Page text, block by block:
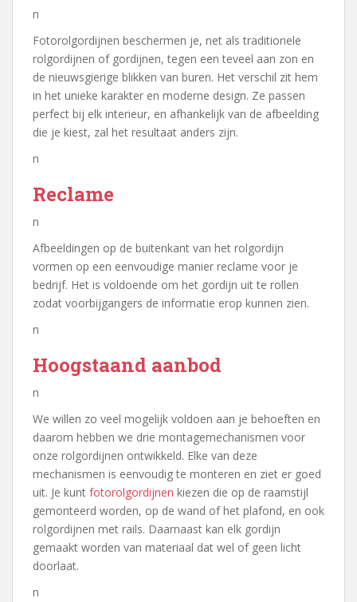
n
Fotorolgordijnen beschermen je, net als traditionele
rolgordijnen of gordijnen, tegen een teveel aan zon en
de nieuwsgierige blikken van buren. Het verschil zit hem
in het unieke karakter en moderne design. Ze passen
perfect bij elk interieur, en afhankelijk van de afbeelding
die je kiest, zal het resultaat anders zijn.
n
Reclame
n
Afbeeldingen op de buitenkant van het rolgordijn
vormen op een eenvoudige manier reclame voor je
bedrijf. Het is voldoende om het gordijn uit te rollen
zodat voorbijgangers de informatie erop kunnen zien.
n
Hoogstaand aanbod
n
We willen zo veel mogelijk voldoen aan je behoeften en
daarom hebben we drie montagemechanismen voor
onze rolgordijnen ontwikkeld. Elke van deze
mechanismen is eenvoudig te monteren en ziet er goed
uit. Je kunt fotorolgordijnen kiezen die op de raamstijl
gemonteerd worden, op de wand of het plafond, en ook
rolgordijnen met rails. Daarnaast kan elk gordijn
gemaakt worden van materiaal dat wel of geen licht
doorlaat.
n